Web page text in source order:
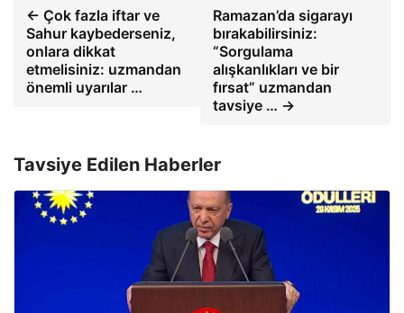
← Çok fazla iftar ve
Sahur kaybederseniz,
onlara dikkat
etmelisiniz: uzmandan
önemli uyarılar …
Ramazan’da sigarayı
bırakabilirsiniz:
“Sorgulama
alışkanlıkları ve bir
fırsat” uzmandan
tavsiye … →
Tavsiye Edilen Haberler